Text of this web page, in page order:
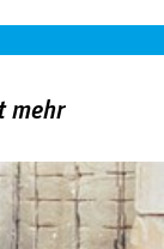
mehr